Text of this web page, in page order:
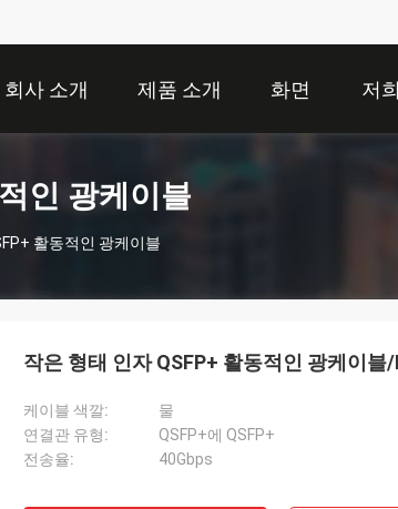
회사 소개 제품 소개 화면 저
인 광케이블
활동적인 광케이블
작은 형태 인자 QSFP+ 활동적인 광케이
케이블 색깔:
물
연결관 유형:
QSFP+에 QSFP+
전송율:
40Gbps